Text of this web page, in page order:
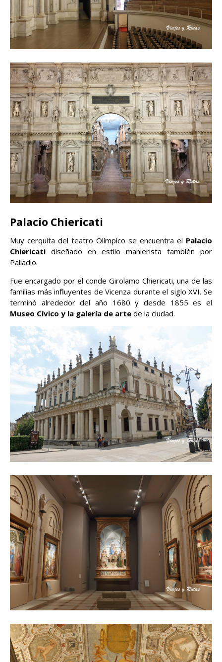
Palacio Chiericati
Muy cerquita del teatro Olímpico se encuentra el Palacio
Chiericati diseñado en estilo manierista también por
Palladio.
Fue encargado por el conde Girolamo Chiericati, una de las
familias más influyentes de Vicenza durante el siglo XVI. Se
terminó alrededor del año 1680 y desde 1855 es el
Museo Cívico y la galería de arte de la ciudad.